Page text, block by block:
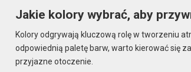
Jakie kolory wybrać, aby
Kolory odgrywają kluczową rolę w tworzeniu
odpowiednią paletę barw, warto kierować się
przyjazne otoczenie.